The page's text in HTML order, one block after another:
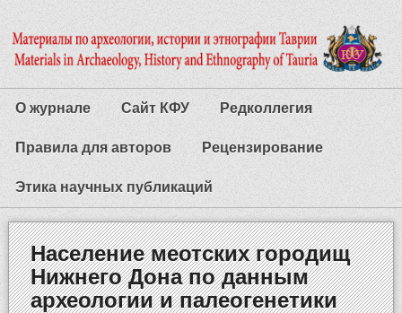
О журнале Сайт КФУ Редколлегия
Правила для авторов Рецензирование
Этика научных публикаций
Население меотских городищ
Нижнего Дона по данным
археологии и палеогенетики